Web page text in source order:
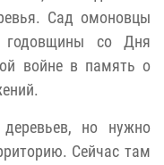
Сад омоновцы
годовщины со Дня
войне в память о
но нужно
Сейчас там